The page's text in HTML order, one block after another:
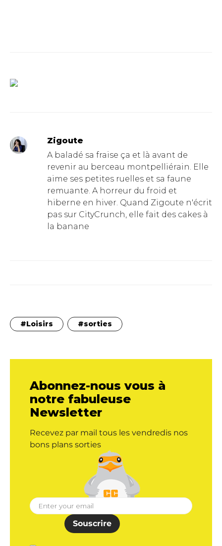
Zigoute
A baladé sa fraise ça et là avant de
revenir au berceau montpelliérain. Elle
aime ses petites ruelles et sa faune
remuante. A horreur du froid et
hiberne en hiver. Quand Zigoute n'écrit
pas sur CityCrunch, elle fait des cakes à
la banane
Loisirs sorties
Abonnez-nous vous à
notre fabuleuse
Newsletter
Recevez par mail tous les vendredis nos
bons plans sorties
Souscrire